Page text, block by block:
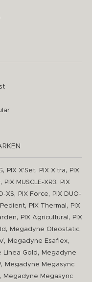
, PIX X'Set, PIX X'tra,
PIX
, PIX MUSCLE-XR3,
PIX
XS, PIX Force,
PIX DUO-
, PIX Thermal ,
PIX
, PIX Agricultural ,
PIX
, Megadyne Oleostatic,
, Megadyne Esaflex,
Linea Gold ,
Megadyne
,
Megadyne Megasync
, Megadyne Megasync